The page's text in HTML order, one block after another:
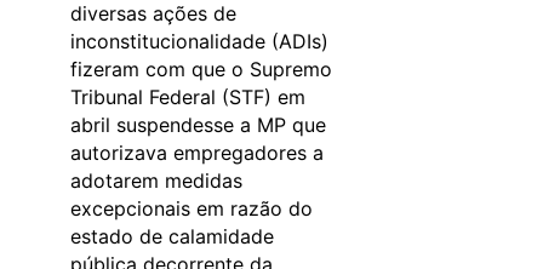
diversas ações de
inconstitucionalidade (ADIs)
fizeram com que o Supremo
Tribunal Federal (STF) em
abril suspendesse a MP que
autorizava empregadores a
adotarem medidas
excepcionais em razão do
estado de calamidade